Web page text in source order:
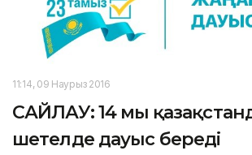
11:14, 09 Наурыз 2016
САЙЛАУ: 14 мың
шетелде дауыс береді